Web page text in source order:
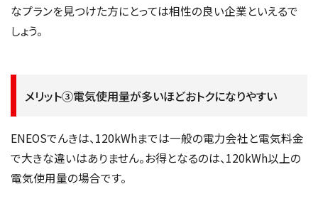
なプランを見つけた方にとっては相性の良い企業といえるで
しょう。
メリット③電気使用量が多いほどおトクになりやすい
ENEOSでんきは、120kWhまでは一般の電力会社と電気料金
で大きな違いはありません。お得となるのは、120kWh以上の
電気使用量の場合です。